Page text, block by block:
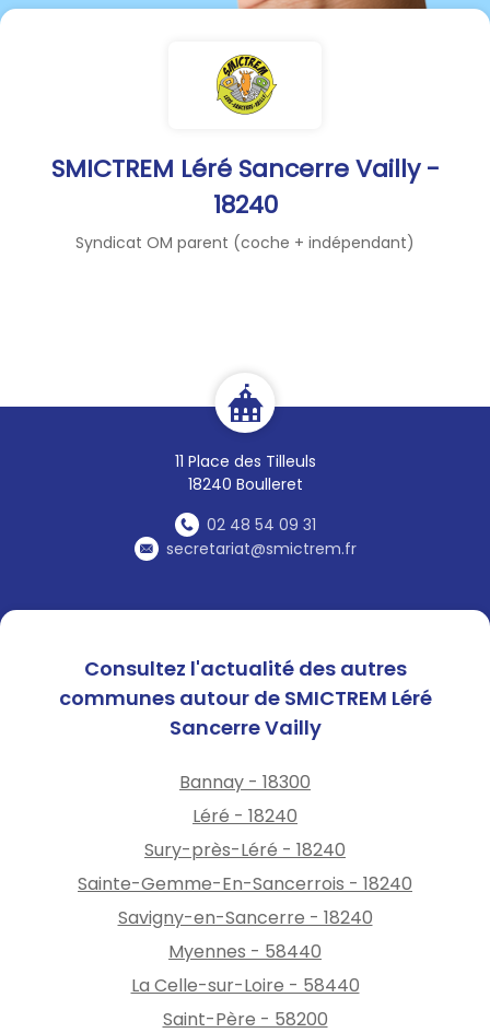
SMICTREM Léré Sancerre Vailly -
18240
Syndicat OM parent (coche + indépendant)
11 Place des Tilleuls
18240 Boulleret
02 48 54 09 31
secretariat@smictrem.fr
Consultez l'actualité des autres
communes autour de SMICTREM Léré
Sancerre Vailly
Bannay - 18300
Léré - 18240
Sury-près-Léré - 18240
Sainte-Gemme-En-Sancerrois - 18240
Savigny-en-Sancerre - 18240
Myennes - 58440
La Celle-sur-Loire - 58440
Saint-Père - 58200